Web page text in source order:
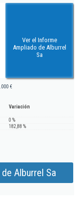
Ver el Informe
Ampliado de Alburrel
Sa
€
Variación
0 %
182,88 %
Alburrel Sa